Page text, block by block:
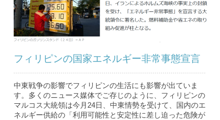
フィリピンの国家エネルギー非常事態宣言
中東戦争の影響でフィリピンの生活にも影響が出ていま
す。多くのニュース媒体でご存じのように、フィリピンの
マルコス大統領は今月24日、中東情勢を受けて、国内のエ
ネルギー供給の「利用可能性と安定性に差し迫った危険が